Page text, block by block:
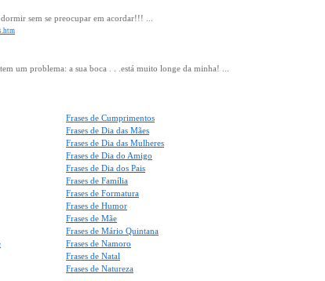
sem se preocupar em acordar!!! ...
um problema: a sua boca . . .está muito longe da minha! ...
Frases de Cumprimentos
Frases de Dia das Mães
Frases de Dia das Mulheres
Frases de Dia do Amigo
Frases de Dia dos Pais
Frases de Família
Frases de Formatura
Frases de Humor
Frases de Mãe
Frases de Mário Quintana
Frases de Namoro
Frases de Natal
Frases de Natureza